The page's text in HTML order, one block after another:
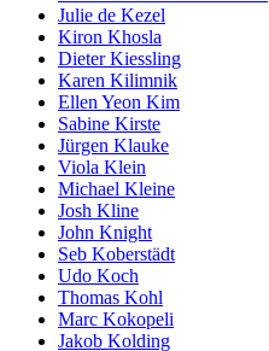
Julie de Kezel
Kiron Khosla
Dieter Kiessling
Karen Kilimnik
Ellen Yeon Kim
Sabine Kirste
Jürgen Klauke
Viola Klein
Michael Kleine
Josh Kline
John Knight
Seb Koberstädt
Udo Koch
Thomas Kohl
Marc Kokopeli
Jakob Kolding